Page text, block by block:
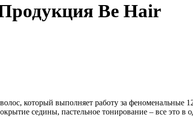
Be Hair
который выполняет работу за
седины, пастельное тонирование – все это в